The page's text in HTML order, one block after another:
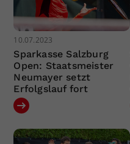
10.07.2023
Sparkasse Salzburg
Open: Staatsmeister
Neumayer setzt
Erfolgslauf fort